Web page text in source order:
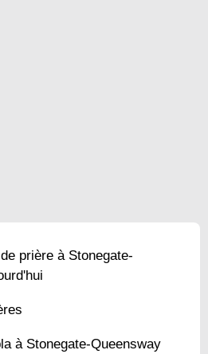
prière à Stonegate-
à Stonegate-Queensway